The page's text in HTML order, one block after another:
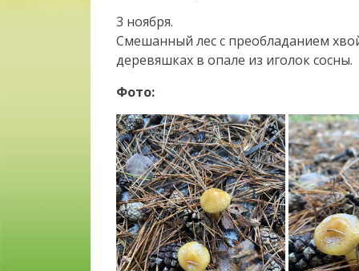
3 ноября.
Смешанный лес с преобладанием
деревяшках в опале из иголок сосны.
Фото: